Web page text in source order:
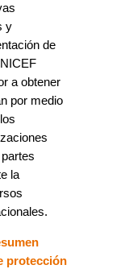
y
de
a obtener
por medio
la
protección